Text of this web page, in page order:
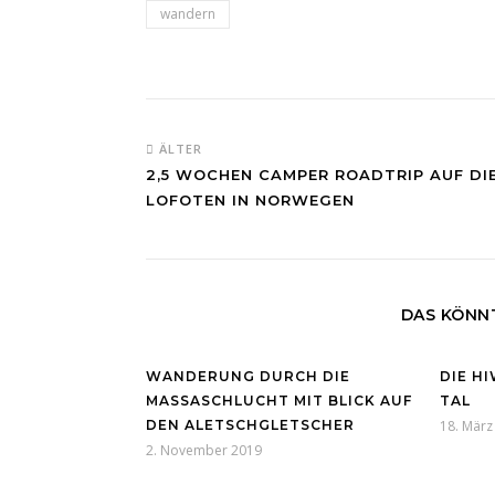
wandern
ÄLTER
2,5 WOCHEN CAMPER ROADTRIP AUF
LOFOTEN IN NORWEGEN
DAS
WANDERUNG DURCH DIE
MASSASCHLUCHT MIT BLICK AUF
DEN ALETSCHGLETSCHER
2. November 2019
DIE
TAL
18.